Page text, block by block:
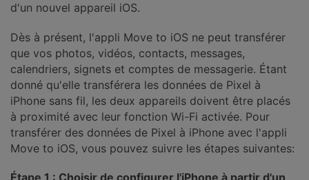
d'un nouvel appareil iOS.
Dès à présent, l'appli Move to iOS ne peut transférer
que vos photos, vidéos, contacts, messages,
calendriers, signets et comptes de messagerie. Étant
donné qu'elle transférera les données de Pixel à
iPhone sans fil, les deux appareils doivent être placés
à proximité avec leur fonction Wi-Fi activée. Pour
transférer des données de Pixel à iPhone avec l'appli
Move to iOS, vous pouvez suivre les étapes suivantes:
Étape 1 : Choisir de configurer l'iPhone à partir d'un